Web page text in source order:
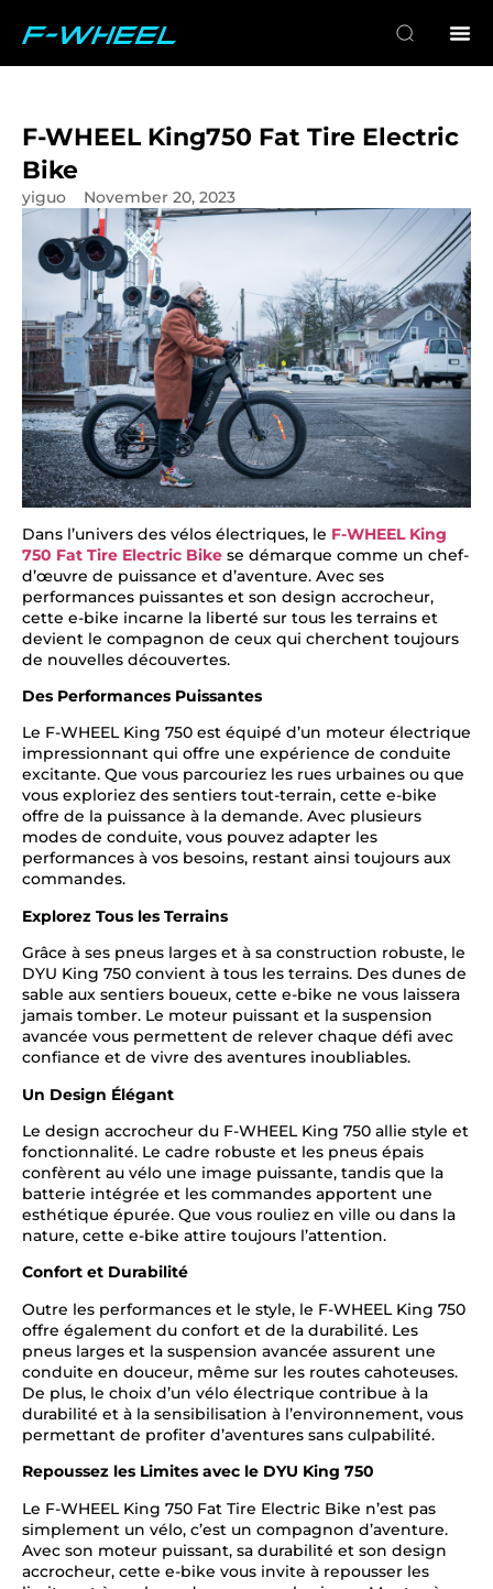
F-WHEEL King750 Fat Tire Electric
Bike
yiguo November 20, 2023
Dans l’univers des vélos électriques, le F-WHEEL King
750 Fat Tire Electric Bike se démarque comme un chef-
d’œuvre de puissance et d’aventure. Avec ses
performances puissantes et son design accrocheur,
cette e-bike incarne la liberté sur tous les terrains et
devient le compagnon de ceux qui cherchent toujours
de nouvelles découvertes.
Des Performances Puissantes
Le F-WHEEL King 750 est équipé d’un moteur électrique
impressionnant qui offre une expérience de conduite
excitante. Que vous parcouriez les rues urbaines ou que
vous exploriez des sentiers tout-terrain, cette e-bike
offre de la puissance à la demande. Avec plusieurs
modes de conduite, vous pouvez adapter les
performances à vos besoins, restant ainsi toujours aux
commandes.
Explorez Tous les Terrains
Grâce à ses pneus larges et à sa construction robuste, le
DYU King 750 convient à tous les terrains. Des dunes de
sable aux sentiers boueux, cette e-bike ne vous laissera
jamais tomber. Le moteur puissant et la suspension
avancée vous permettent de relever chaque défi avec
confiance et de vivre des aventures inoubliables.
Un Design Élégant
Le design accrocheur du F-WHEEL King 750 allie style et
fonctionnalité. Le cadre robuste et les pneus épais
confèrent au vélo une image puissante, tandis que la
batterie intégrée et les commandes apportent une
esthétique épurée. Que vous rouliez en ville ou dans la
nature, cette e-bike attire toujours l’attention.
Confort et Durabilité
Outre les performances et le style, le F-WHEEL King 750
offre également du confort et de la durabilité. Les
pneus larges et la suspension avancée assurent une
conduite en douceur, même sur les routes cahoteuses.
De plus, le choix d’un vélo électrique contribue à la
durabilité et à la sensibilisation à l’environnement, vous
permettant de profiter d’aventures sans culpabilité.
Repoussez les Limites avec le DYU King 750
Le F-WHEEL King 750 Fat Tire Electric Bike n’est pas
simplement un vélo, c’est un compagnon d’aventure.
Avec son moteur puissant, sa durabilité et son design
accrocheur, cette e-bike vous invite à repousser les